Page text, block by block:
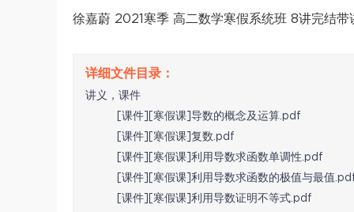
徐嘉蔚 2021寒季 高二数学寒假系统班 8讲完结带
讲义，课件
[课件][寒假课]导数的概念及运算.pdf
[课件][寒假课]复数.pdf
[课件][寒假课]利用导数求函数单调性.pdf
[课件][寒假课]利用导数求函数的极值与最值
[课件][寒假课]利用导数证明不等式.pdf